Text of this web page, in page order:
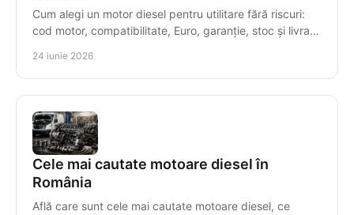
Cum alegi un motor diesel pentru utilitare fără riscuri:
cod motor, compatibilitate, Euro, garanție, stoc și livrare
24 iunie 2026
Cele mai cautate motoare diesel în
România
Află care sunt cele mai cautate motoare diesel, ce